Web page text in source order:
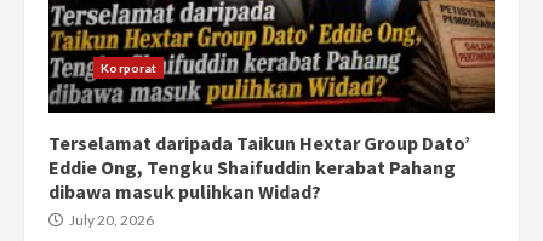
Korporat
Terselamat daripada Taikun Hextar Group Dato’
Eddie Ong, Tengku Shaifuddin kerabat Pahang
dibawa masuk pulihkan Widad?
July 20, 2026